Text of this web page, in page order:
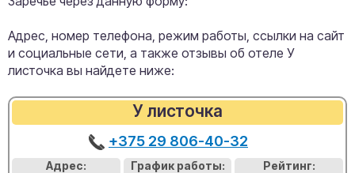
Адрес, номер телефона, режим работы, ссылки на сайт
и социальные сети, а также отзывы об отеле У
листочка вы найдете ниже:
У листочка
+375 29 806-40-32
Адрес:
График работы:
Рейтинг: